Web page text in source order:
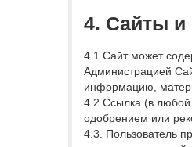
4. Сайты и
4.1 Сайт может
Администрацией
информацию,
4.2 Ссылка (в любой
одобрением или
4.3. Пользователь